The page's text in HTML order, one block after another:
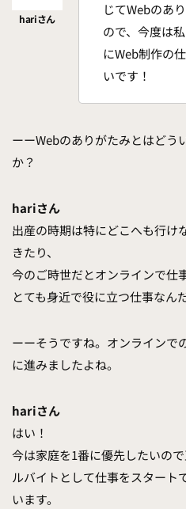
じてWebのあ
ので、今度は
にWeb制作の
いです！
ーーWebのありがたみとはどう
か？
hariさん
出産の時期は特にどこへも行け
きたり、
今のご時世だとオンラインで仕
とても身近で役に立つ仕事なん
ーーそうですね。オンラインで
に進みましたよね。
hariさん
はい！
今は家庭を1番に優先したいの
ルバイトとして仕事をスタート
います。